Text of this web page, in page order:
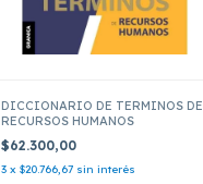
DICCIONARIO DE TERMINOS DE
RECURSOS HUMANOS
$62.300,00
3 x $20.766,67 sin interés